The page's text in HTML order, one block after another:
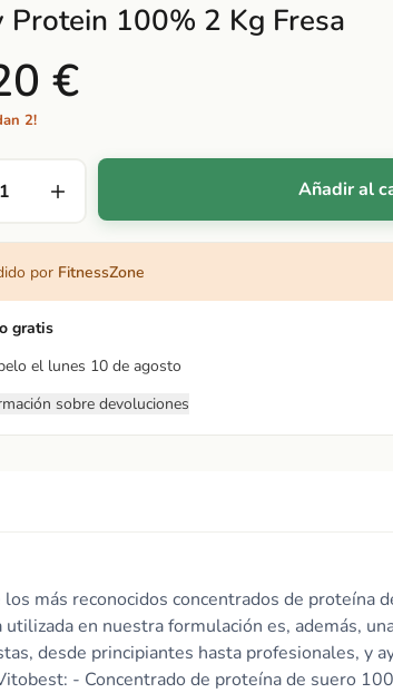
Protein 100% 2 Kg Fresa
€
2!
Añadir al
por FitnessZone
gratis
el lunes 10 de agosto
sobre devoluciones
más reconocidos concentrados de proteína
en nuestra formulación es, además,
desde principiantes hasta profesionales, y
- Concentrado de proteína de suero